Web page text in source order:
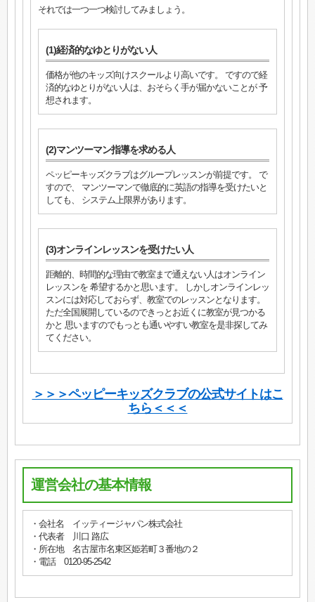
それでは一つ一つ検討してみましょう。
(1)経済的なゆとりがない人
価格が他のキッズ向けスクールより高いです。 ですので経
済的なゆとりがない人は、おそらく手が届かないことが 予
想されます。
(2)マンツーマン指導を求める人
ペッピーキッズクラブはグループレッスンが前提です。 で
すので、 マンツーマンで徹底的に英語の指導を受けたいと
しても、 システム上限界があります。
(3)オンラインレッスンを受けたい人
距離的、時間的な理由で教室まで通えない人はオンライン
レッスンを 希望するかと思います。 しかしオンラインレッ
スンには対応しておらず、教室でのレッスンとなります。
ただ全国展開しているのできっとお近くに教室が見つかる
かと 思いますのでもっとも通いやすい教室を是非探してみ
てください。
＞＞＞ペッピーキッズクラブの公式サイトはこ
ちら＜＜＜
運営会社の基本情報
・会社名 イッティージャパン株式会社
・代表者 川口 路広
・所在地 名古屋市名東区姫若町３番地の２
・電話 0120-95-2542